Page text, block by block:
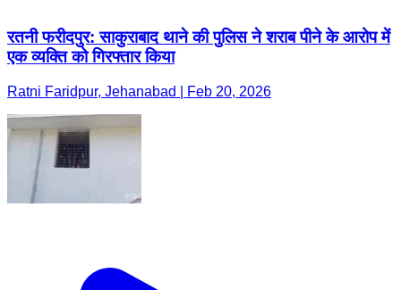
रतनी फरीदपुर: साकुराबाद थाने की पुलिस ने शराब पीने के आरोप में
एक व्यक्ति को गिरफ्तार किया
Ratni Faridpur, Jehanabad | Feb 20, 2026